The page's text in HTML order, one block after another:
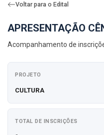
Voltar para o Edital
APRESENTAÇÃO
Acompanhamento de
PROJETO
CULTURA
TOTAL DE INSCRIÇÕES